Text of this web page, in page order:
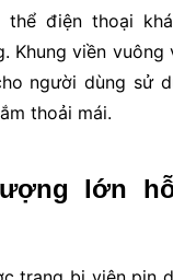
thể điện thoại
Khung viền vuông
người dùng sử
thoải mái.
lớn